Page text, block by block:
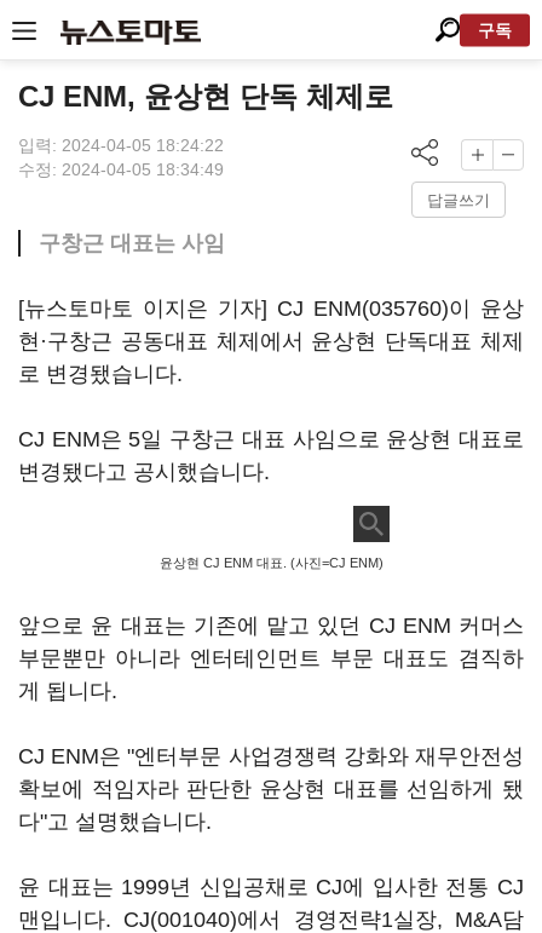
구독
CJ ENM, 윤상현 단독 체제로
입력: 2024-04-05 18:24:22
수정: 2024-04-05 18:34:49
답글쓰기
구창근 대표는 사임
[뉴스토마토 이지은 기자] CJ ENM(035760)이 윤상
현·구창근 공동대표 체제에서 윤상현 단독대표 체제
로 변경됐습니다.
CJ ENM은 5일 구창근 대표 사임으로 윤상현 대표로
변경됐다고 공시했습니다.
윤상현 CJ ENM 대표. (사진=CJ ENM)
앞으로 윤 대표는 기존에 맡고 있던 CJ ENM 커머스
부문뿐만 아니라 엔터테인먼트 부문 대표도 겸직하
게 됩니다.
CJ ENM은 "엔터부문 사업경쟁력 강화와 재무안전성
확보에 적임자라 판단한 윤상현 대표를 선임하게 됐
다"고 설명했습니다.
윤 대표는 1999년 신입공채로 CJ에 입사한 전통 CJ
맨입니다. CJ(001040)에서 경영전략1실장, M&A담